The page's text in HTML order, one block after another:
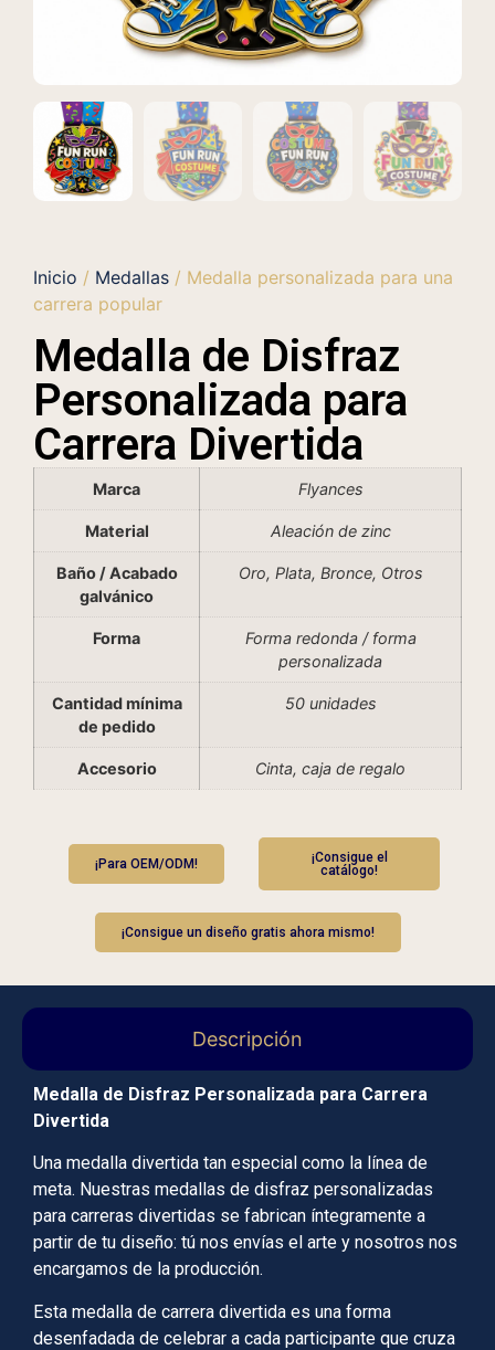
Inicio / Medallas / Medalla personalizada para una
carrera popular
Medalla de Disfraz
Personalizada para
Carrera Divertida
Marca Flyances
Material Aleación de zinc
Baño / Acabado
galvánico
Oro, Plata, Bronce, Otros
Forma
Forma redonda / forma
personalizada
Cantidad mínima
de pedido
50 unidades
Accesorio Cinta, caja de regalo
¡Para OEM/ODM!
¡Consigue el
catálogo!
¡Consigue un diseño gratis ahora mismo!
Descripción
Medalla de Disfraz Personalizada para Carrera
Divertida
Una medalla divertida tan especial como la línea de
meta. Nuestras medallas de disfraz personalizadas
para carreras divertidas se fabrican íntegramente a
partir de tu diseño: tú nos envías el arte y nosotros nos
encargamos de la producción.
Esta medalla de carrera divertida es una forma
desenfadada de celebrar a cada participante que cruza